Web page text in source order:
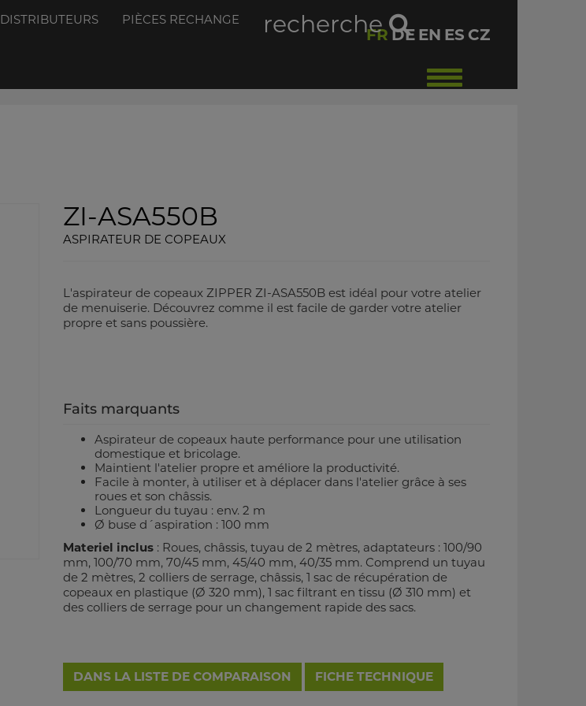
Toggle
navigation
FR DE EN ES CZ
DISTRIBUTEURS PIÈCES RECHANGE recherche
ZI-ASA550B
ASPIRATEUR DE COPEAUX
L'aspirateur de copeaux ZIPPER ZI-ASA550B est idéal pour votre atelier
de menuiserie. Découvrez comme il est facile de garder votre atelier
propre et sans poussière.
Faits marquants
Aspirateur de copeaux haute performance pour une utilisation
domestique et bricolage.
Maintient l'atelier propre et améliore la productivité.
Facile à monter, à utiliser et à déplacer dans l'atelier grâce à ses
roues et son châssis.
Longueur du tuyau : env. 2 m
Ø buse d´aspiration : 100 mm
Materiel inclus : Roues, châssis, tuyau de 2 mètres, adaptateurs : 100/90
mm, 100/70 mm, 70/45 mm, 45/40 mm, 40/35 mm. Comprend un tuyau
de 2 mètres, 2 colliers de serrage, châssis, 1 sac de récupération de
copeaux en plastique (Ø 320 mm), 1 sac filtrant en tissu (Ø 310 mm) et
des colliers de serrage pour un changement rapide des sacs.
DANS LA LISTE DE COMPARAISON FICHE TECHNIQUE